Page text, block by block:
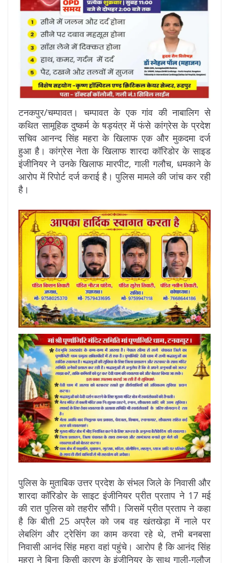
टनकपुर/चम्पावत। चम्पावत के एक गांव की नाबालिग से
कथित सामूहिक दुष्कर्म के षड्यंत्र में फंसे कांग्रेस के प्रदेश
सचिव आनन्द सिंह महरा के खिलाफ एक और मुकदमा दर्ज
हुआ है। कांग्रेस नेता के खिलाफ शारदा कॉरिडोर के साइड
इंजीनियर ने उनके खिलाफ मारपीट, गाली गलौच, धमकाने के
आरोप में रिपोर्ट दर्ज कराई है। पुलिस मामले की जांच कर रही
है।
पुलिस के मुताबिक उत्तर प्रदेश के संभल जिले के निवासी और
शारदा कॉरिडोर के साइट इंजीनियर प्रीत प्रताप ने 17 मई
की रात पुलिस को तहरीर सौंपी। जिसमें प्रीत प्रताप ने कहा
है कि बीती 25 अप्रैल को जब वह खंतखेड़ा में नाले पर
लेबलिंग और ट्रेसिंग का काम करवा रहे थे, तभी बनबसा
निवासी आनंद सिंह महरा वहां पहुंचे। आरोप है कि आनंद सिंह
महरा ने बिना किसी कारण के इंजीनियर के साथ गाली-गलौज